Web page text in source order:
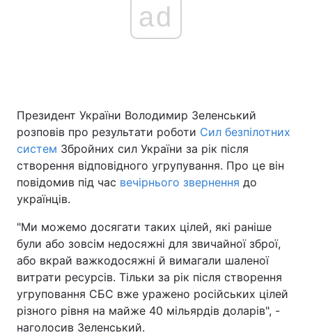
ad
Президент України Володимир Зеленський
розповів про результати роботи Сил безпілотних
систем Збройних сил України за рік після
створення відповідного угрупування. Про це він
повідомив під час вечірнього звернення до
українців.
"Ми можемо досягати таких цілей, які раніше
були або зовсім недосяжні для звичайної зброї,
або вкрай важкодосяжні й вимагали шаленої
витрати ресурсів. Тільки за рік після створення
угруповання СБС вже уражено російських цілей
різного рівня на майже 40 мільярдів доларів", -
наголосив Зеленський.